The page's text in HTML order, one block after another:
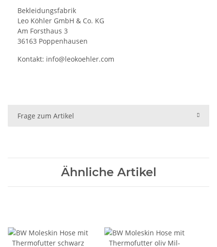
Bekleidungsfabrik
Leo Köhler GmbH & Co. KG
Am Forsthaus 3
36163 Poppenhausen
Kontakt: info@leokoehler.com
Frage zum Artikel
Ähnliche Artikel